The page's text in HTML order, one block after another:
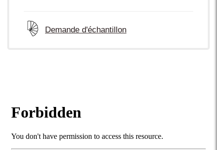
Demande d'échantillon